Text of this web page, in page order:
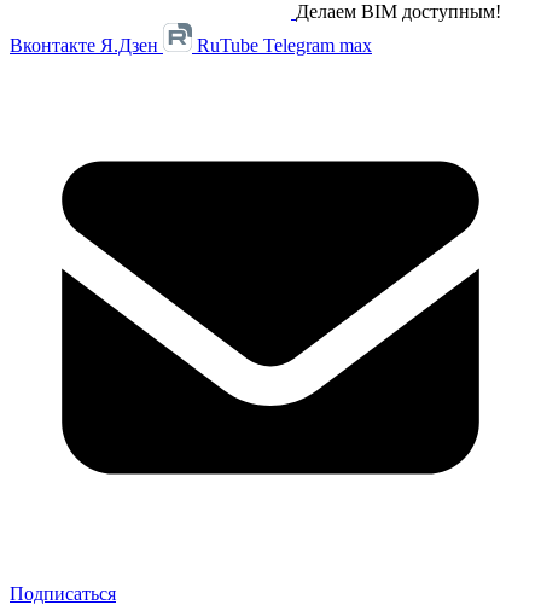
Делаем BIM доступным!
Вконтакте Я.Дзен RuTube Telegram max
Подписаться